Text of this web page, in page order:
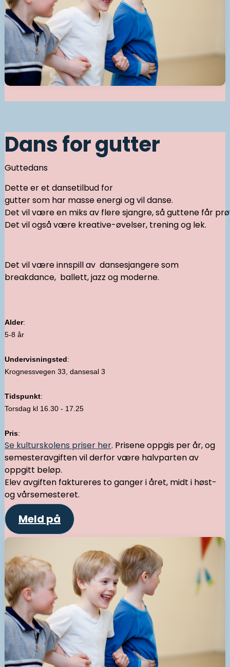
Dans for gutter
Guttedans
Dette er et dansetilbud for
gutter som har masse energi og vil danse.
Det vil være en miks av flere sjangre, så guttene får
Det vil også være kreative-øvelser, trening og lek.
Det vil være innspill av dansesjangere som
breakdance, ballett, jazz og moderne.
Alder:
5-8 år
Undervisningsted:
Krognessvegen 33, dansesal 3
Tidspunkt:
Torsdag kl 16.30 - 17.25
Pris:
Se kulturskolens priser her. Prisene oppgis per år, og
semesteravgiften vil derfor være halvparten av
oppgitt beløp.
Elev avgiften faktureres to ganger i året, midt i høst-
og vårsemesteret.
Meld på